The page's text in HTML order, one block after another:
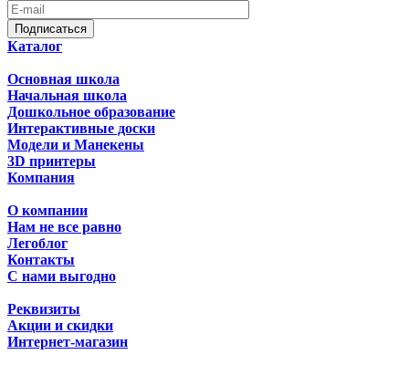
Подписаться
Каталог
Основная школа
Начальная школа
Дошкольное образование
Интерактивные доски
Модели и Манекены
3D принтеры
Компания
О компании
Нам не все равно
Легоблог
Контакты
С нами выгодно
Реквизиты
Акции и скидки
Интернет-магазин